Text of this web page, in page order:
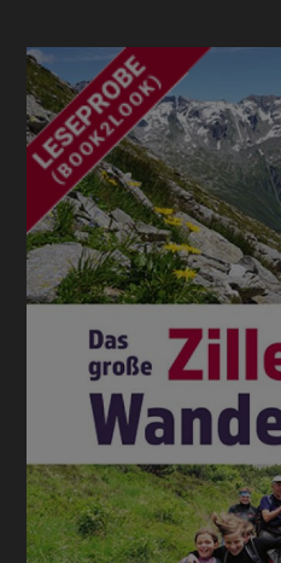
KINDER- & JUGENDBUCH
VERLAG
IDEEN &